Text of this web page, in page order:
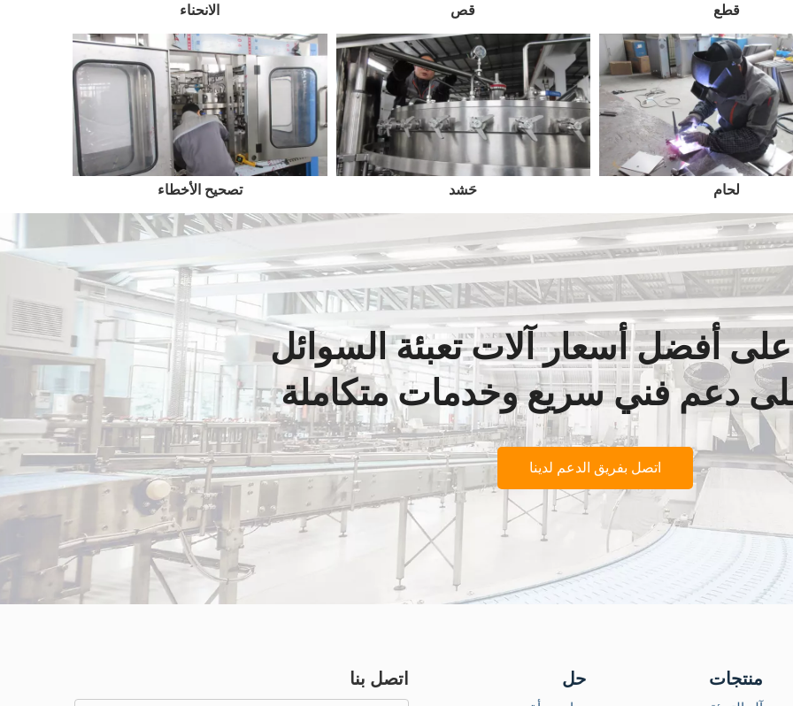
قطع قص الانحناء
لحام حَشد تصحيح الأخطاء
أفضل أسعار آلات تعبئة السوائل
دعم فني سريع وخدمات متكاملة
اتصل بفريق الدعم لدينا
منتجات حل اتصل بنا